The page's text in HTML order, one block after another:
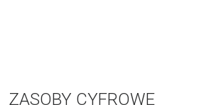
ZASOBY CYFROWE